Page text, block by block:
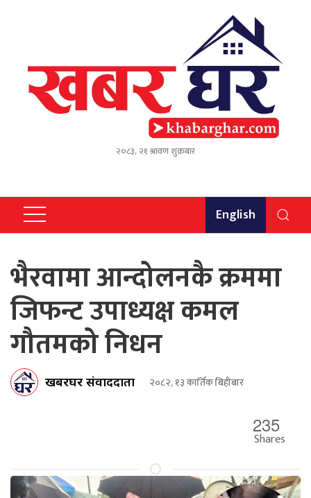
२०८३, २१ श्रावण शुक्रबार
English
भैरवामा आन्दोलनकै क्रममा
जिफन्ट उपाध्यक्ष कमल
गौतमको निधन
खबरघर संवाददाता २०८२, १३ कार्तिक बिहीबार
235
Shares